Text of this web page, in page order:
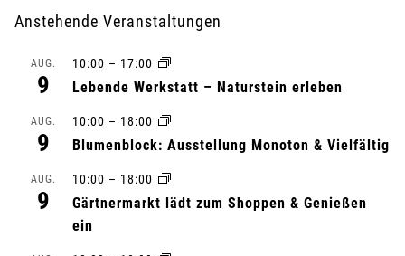
a
Anstehende Veranstaltungen
AUG.
9
10:00 – 17:00
Lebende Werkstatt – Naturstein erleben
AUG.
9
10:00 – 18:00
Blumenblock: Ausstellung Monoton & Vielfältig
AUG.
9
10:00 – 18:00
Gärtnermarkt lädt zum Shoppen & Genießen
ein